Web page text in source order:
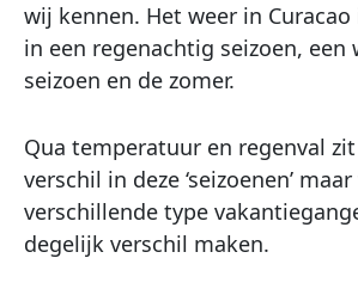
wij kennen. Het weer in
in een regenachtig seizoen, een
seizoen en de zomer.
Qua temperatuur en regenval
verschil in deze ‘seizoenen’
verschillende type
degelijk verschil maken.